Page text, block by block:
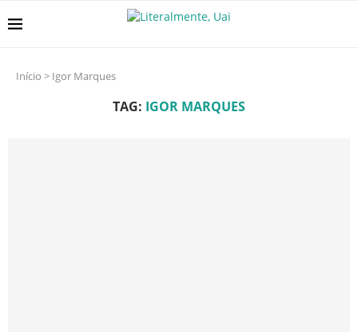
Início > Igor Marques
TAG: IGOR MARQUES